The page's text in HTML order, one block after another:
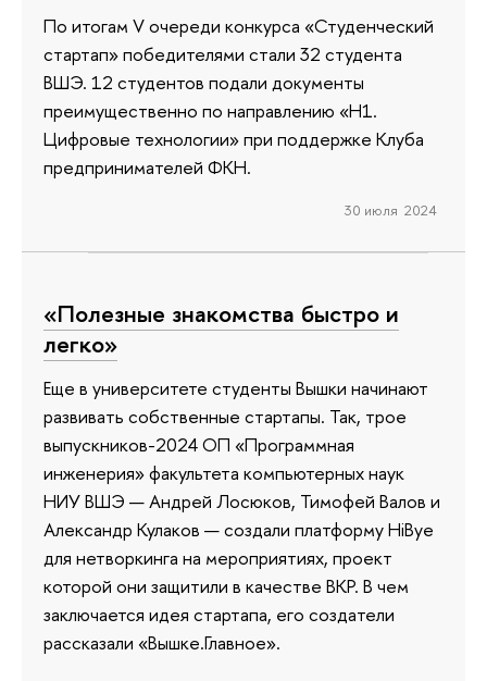
По итогам V очереди конкурса «Студенческий
стартап» победителями стали 32 студента
ВШЭ. 12 студентов подали документы
преимущественно по направлению «Н1.
Цифровые технологии» при поддержке Клуба
предпринимателей ФКН.
30 июля 2024
«Полезные знакомства быстро и
легко»
Еще в университете студенты Вышки начинают
развивать собственные стартапы. Так, трое
выпускников-2024 ОП «Программная
инженерия» факультета компьютерных наук
НИУ ВШЭ — Андрей Лосюков, Тимофей Валов и
Александр Кулаков — создали платформу HiBye
для нетворкинга на мероприятиях, проект
которой они защитили в качестве ВКР. В чем
заключается идея стартапа, его создатели
рассказали «Вышке.Главное».